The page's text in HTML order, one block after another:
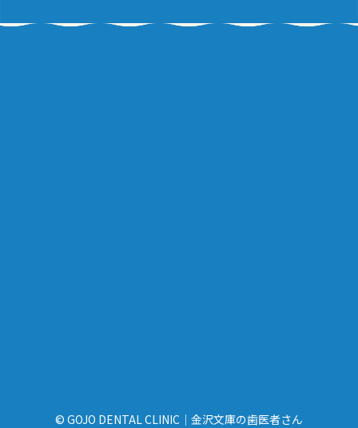
© GOJO DENTAL CLINIC｜金沢文庫の歯医者さん